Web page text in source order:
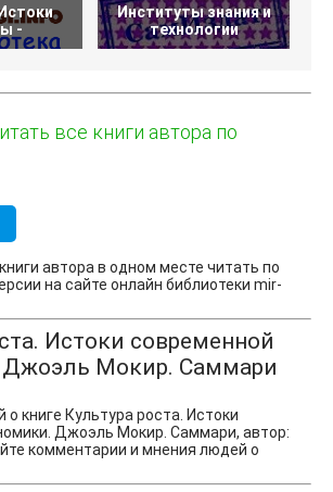
-
Институты знания и
технологии
все книги автора по
автора в одном месте читать по
на сайте онлайн библиотеки mir-
Истоки современной
Мокир. Саммари
книге Культура роста. Истоки
Джоэль Мокир. Саммари, автор:
комментарии и мнения людей о